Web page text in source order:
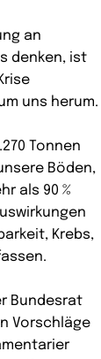
an
denken, ist
uns herum.
Tonnen
Böden,
als 90 %
Krebs,
Bundesrat
Vorschläge